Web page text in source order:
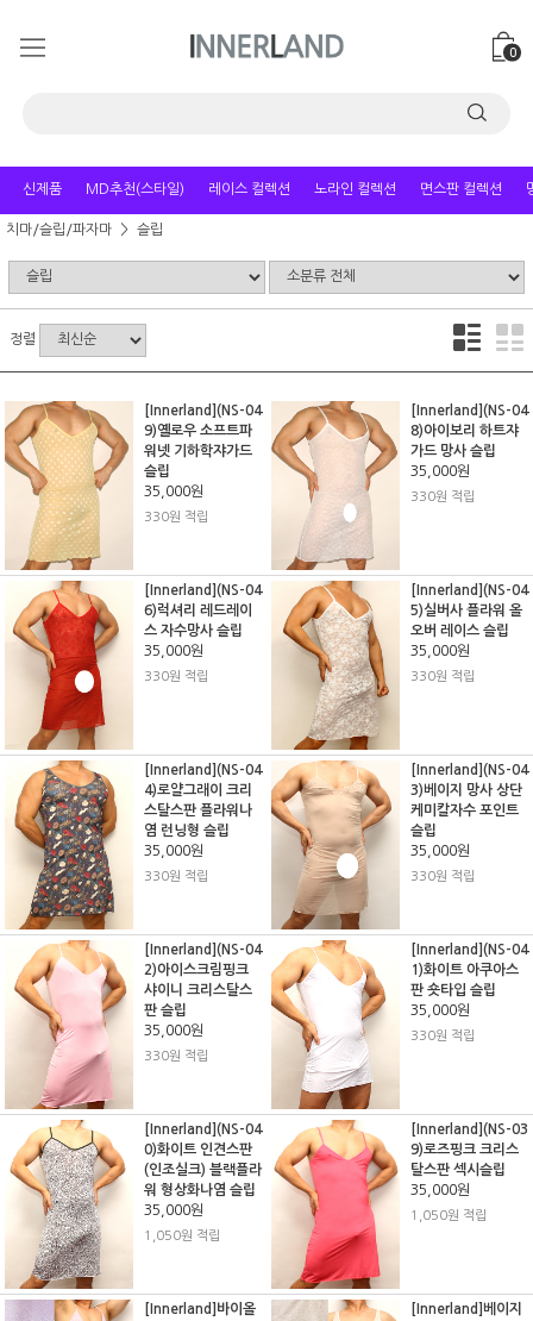
0
신제품 MD추천(스타일) 레이스 컬렉션 노라인 컬렉션 면스판 컬렉션
치마/슬립/파자마 슬립
정렬
[Innerland](NS-04
9)옐로우 소프트파
워넷 기하학쟈가드
슬립
35,000원
330원 적립
[Innerland](NS-04
8)아이보리 하트쟈
가드 망사 슬립
35,000원
330원 적립
[Innerland](NS-04
6)럭셔리 레드레이
스 자수망사 슬립
35,000원
330원 적립
[Innerland](NS-04
5)실버사 플라워 올
오버 레이스 슬립
35,000원
330원 적립
[Innerland](NS-04
4)로얄그래이 크리
스탈스판 플라워나
염 런닝형 슬립
35,000원
330원 적립
[Innerland](NS-04
3)베이지 망사 상단
케미칼자수 포인트
슬립
35,000원
330원 적립
[Innerland](NS-04
2)아이스크림핑크
샤이니 크리스탈스
판 슬립
35,000원
330원 적립
[Innerland](NS-04
1)화이트 아쿠아스
판 숏타입 슬립
35,000원
330원 적립
[Innerland](NS-04
0)화이트 인견스판
(인조실크) 블랙플라
워 형상화나염 슬립
35,000원
1,050원 적립
[Innerland](NS-03
9)로즈핑크 크리스
탈스판 섹시슬립
35,000원
1,050원 적립
[Innerland]바이올
[Innerland]베이지